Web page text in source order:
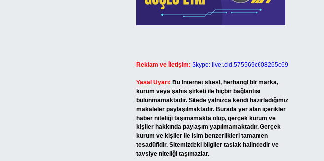
Reklam ve İletişim: Skype: live:.cid.575569c608265c69
Yasal Uyarı: Bu internet sitesi, herhangi bir marka,
kurum veya şahıs şirketi ile hiçbir bağlantısı
bulunmamaktadır. Sitede yalnızca kendi hazırladığımız
makaleler paylaşılmaktadır. Burada yer alan içerikler
haber niteliği taşımamakta olup, gerçek kurum ve
kişiler hakkında paylaşım yapılmamaktadır. Gerçek
kurum ve kişiler ile isim benzerlikleri tamamen
tesadüfidir. Sitemizdeki bilgiler taslak halindedir ve
tavsiye niteliği taşımazlar.